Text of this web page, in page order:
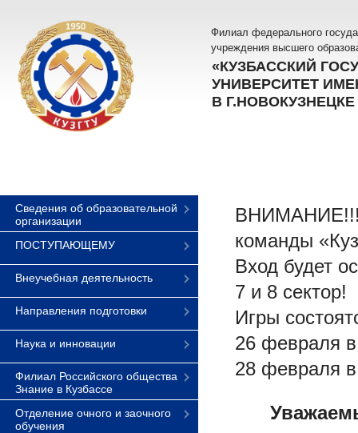
Филиал федерального
учреждения высшего
«КУЗБАССКИЙ
УНИВЕРСИТЕТ
В Г.НОВОКУЗНЕЦКЕ
Сведения об образовательной
организации
ПОСТУПАЮЩЕМУ
Внеучебная деятельность
Направления подготовки
Наука и инновации
Филиал Российского общества
Знание в Кузбассе
Отделение очного и заочного
обучения
ВНИМАНИЕ!!!
команды
Вход будет
7 и 8 сектор!
Игры
26 февраля
28 февраля